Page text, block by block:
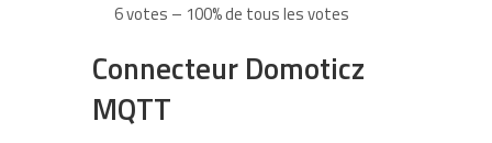
6 votes – 100% de tous les votes
Connecteur Domoticz
MQTT